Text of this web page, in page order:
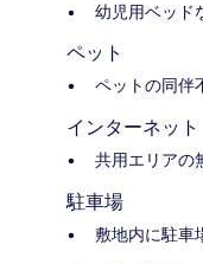
幼児用ベッド
ペット
ペットの同伴
インターネット
共用エリアの
駐車場
敷地内に駐車